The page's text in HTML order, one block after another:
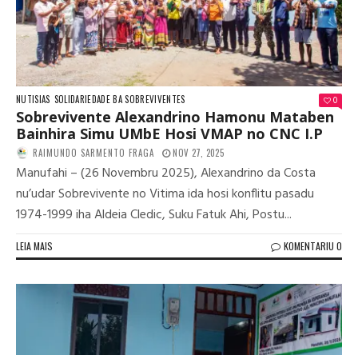
NUTISIAS SOLIDARIEDADE BA SOBREVIVENTES 0
Sobrevivente Alexandrino Hamonu Mataben
Bainhira Simu UMbE Hosi VMAP no CNC I.P
RAIMUNDO SARMENTO FRAGA NOV 27, 2025
Manufahi – (26 Novembru 2025), Alexandrino da Costa
nu’udar Sobrevivente no Vitima ida hosi konflitu pasadu
1974-1999 iha Aldeia Cledic, Suku Fatuk Ahi, Postu...
LEIA MAIS KOMENTARIU 0